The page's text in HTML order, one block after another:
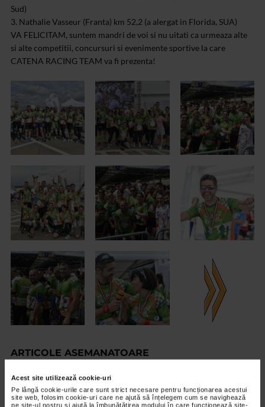
Acest site utilizează cookie-uri
Pe lângă cookie-urile care sunt strict necesare pentru funcționarea acestui
site web, folosim cookie-uri care ne ajută să înțelegem cum se navighează
pe site-ul nostru și ajută la îmbunătățirea modului în care funcționează site-
Sud)
3. Nathalie Vasseur (Franta) km 52,2 (a alergat in Florida, SUA)
VA FELICITAM, suntem mandri de voi si nu uitati ca urmeaza alte
si alte competitii, concursuri si evenimente sportive la care
CATENA RACING TEAM va fi prezenta!
ARTICOLE ASEMANATOARE
VIDEO